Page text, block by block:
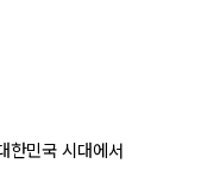
한민국 시대에서